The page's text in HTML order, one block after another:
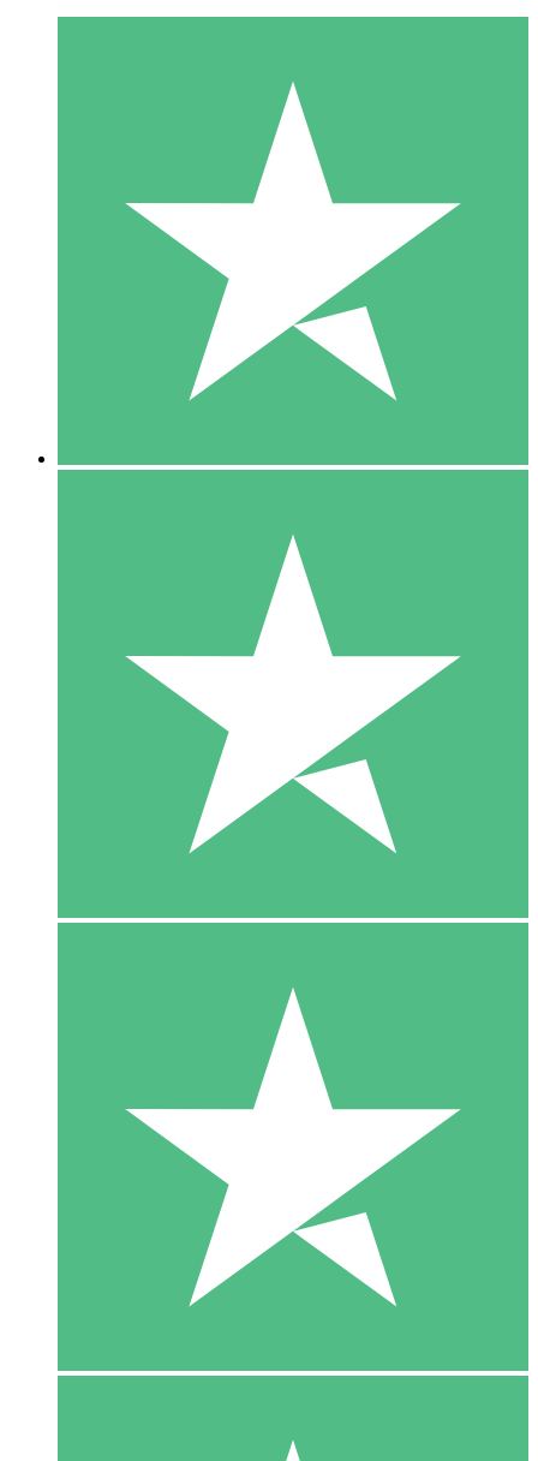
Individuella Kreditpaket
Betala per användning med nedladdningskrediter. Inget
1 Nedladdningar
10 00
10 Nedladdningar
20 00